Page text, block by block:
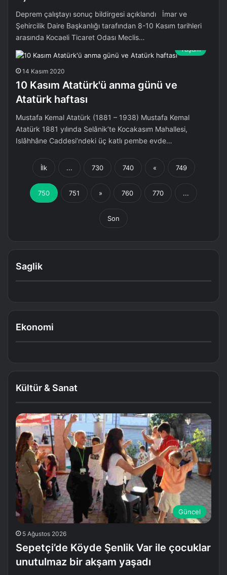
Deprem çalıştayı sonuç bildirgesi açıklandı İmar ve
Şehircilik Daire Başkanlığı tarafından 8-10 Kasım tarihleri
arasında Kocaeli Ticaret Odası Meclis…
Yaşam
14 Kasım 2020
10 Kasım Atatürk'ü anma günü ve
Atatürk haftası
Mustafa Kemal Atatürk (1881 – 1938) Mustafa Kemal
Atatürk 1881 yılında Selânik’te Kocakasım Mahallesi,
Islâhhâne Caddesi’ndeki üç katlı pembe evde…
İlk ... 730 740 « 749
750 751 » 760 770 ...
Son
Saglik
Ekonomi
Kültür & Sanat
Güncel
5 Ağustos 2026
Sepetçi’de Köyde Şenlik Var ile çocuklar
unutulmaz bir akşam yaşadı